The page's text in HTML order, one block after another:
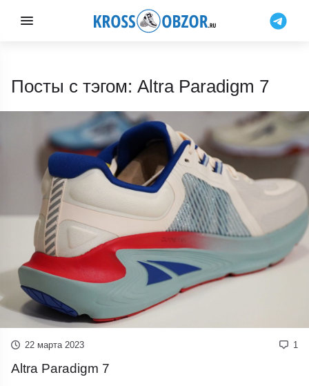
Посты с тэгом: Altra Paradigm 7
22 марта 2023 1
Altra Paradigm 7